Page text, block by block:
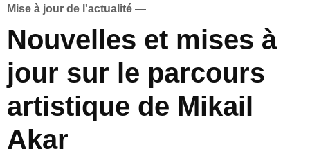
Mise à jour de l'actualité —
Nouvelles et mises à
jour sur le parcours
artistique de Mikail
Akar